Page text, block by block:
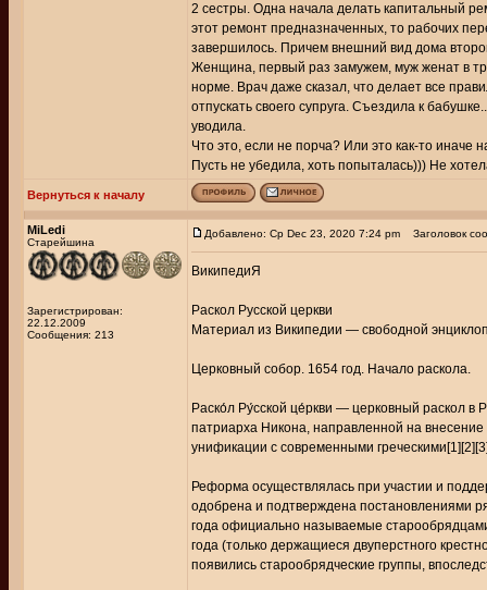
2 сестры. Одна начала делать капитальный
этот ремонт предназначенных, то рабочих
завершилось. Причем внешний вид дома
Женщина, первый раз замужем, муж женат в
норме. Врач даже сказал, что делает все
отпускать своего супруга. Съездила к
уводила.
Что это, если не порча? Или это как-то иначе
Пусть не убедила, хоть попыталась))) Не
Вернуться к началу
MiLedi
Старейшина
Зарегистрирован:
22.12.2009
Сообщения: 213
Добавлено: Ср Dec 23, 2020 7:24 pm Заголовок
ВикипедиЯ
Раскол Русской церкви
Материал из Википедии — свободной
Церковный cобор. 1654 год. Начало раскола.
Раско́л Ру́сской це́ркви — церковный раскол в
патриарха Никона, направленной на
унификации с современными
Реформа осуществлялась при участии и
одобрена и подтверждена постановлениями
года официально называемые
года (только держащиеся двуперстного
появились старообрядческие группы,